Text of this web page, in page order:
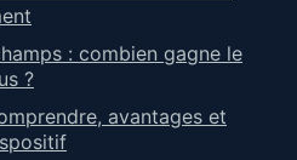
: combien gagne le
?
avantages et